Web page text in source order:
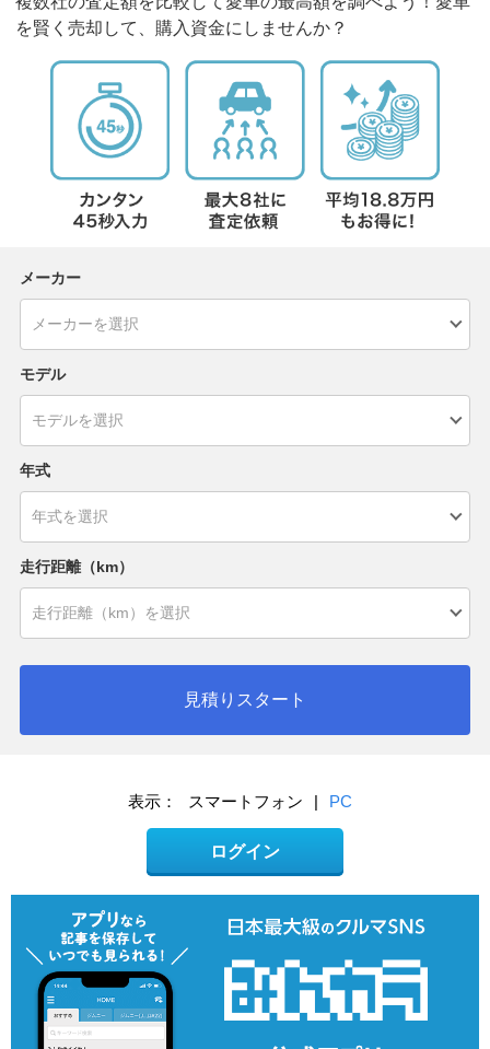
を賢く売却して、購入資金にしませんか？
メーカー
モデル
年式
走行距離（km）
見積りスタート
表示： スマートフォン | PC
ログイン